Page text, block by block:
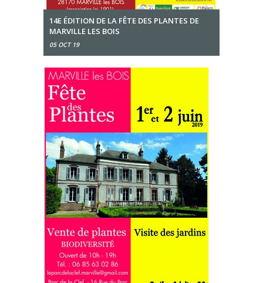
14E ÉDITION DE LA FÊTE DES PLANTES DE
MARVILLE LES BOIS
05 OCT 19